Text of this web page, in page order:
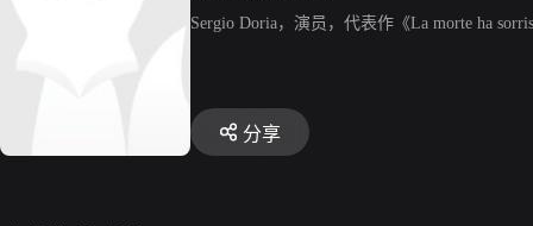
Sergio Doria，演员，代表作《La morte ha
分享